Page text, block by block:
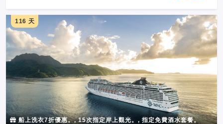
船上洗衣7折優惠。, 15次指定岸上觀光。, 指定免費酒水套餐。
116 天